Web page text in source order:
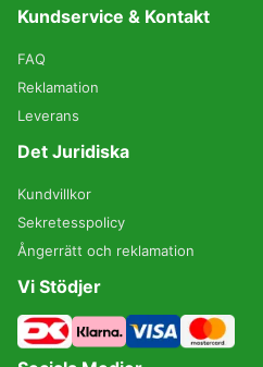
Kundservice & Kontakt
FAQ
Reklamation
Leverans
Det Juridiska
Kundvillkor
Sekretesspolicy
Ångerrätt och reklamation
Vi Stödjer